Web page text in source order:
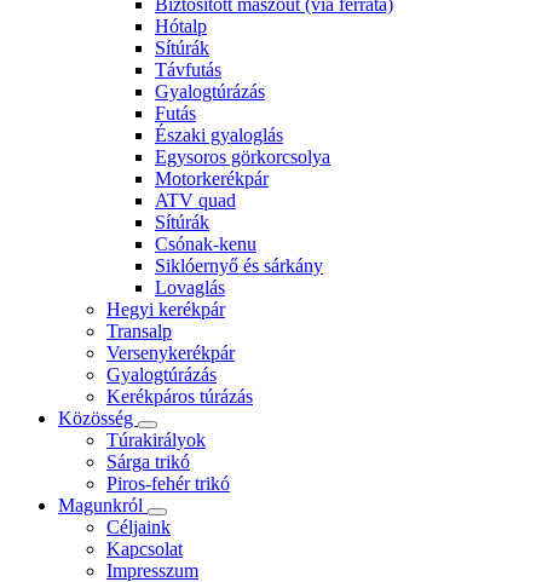
Hótalp
Sítúrák
Távfutás
Gyalogtúrázás
Futás
Északi gyaloglás
Egysoros görkorcsolya
Motorkerékpár
ATV quad
Sítúrák
Csónak-kenu
Siklóernyő és sárkány
Lovaglás
Hegyi kerékpár
Transalp
Versenykerékpár
Gyalogtúrázás
Kerékpáros túrázás
Közösség
Túrakirályok
Sárga trikó
Piros-fehér trikó
Magunkról
Céljaink
Kapcsolat
Impresszum